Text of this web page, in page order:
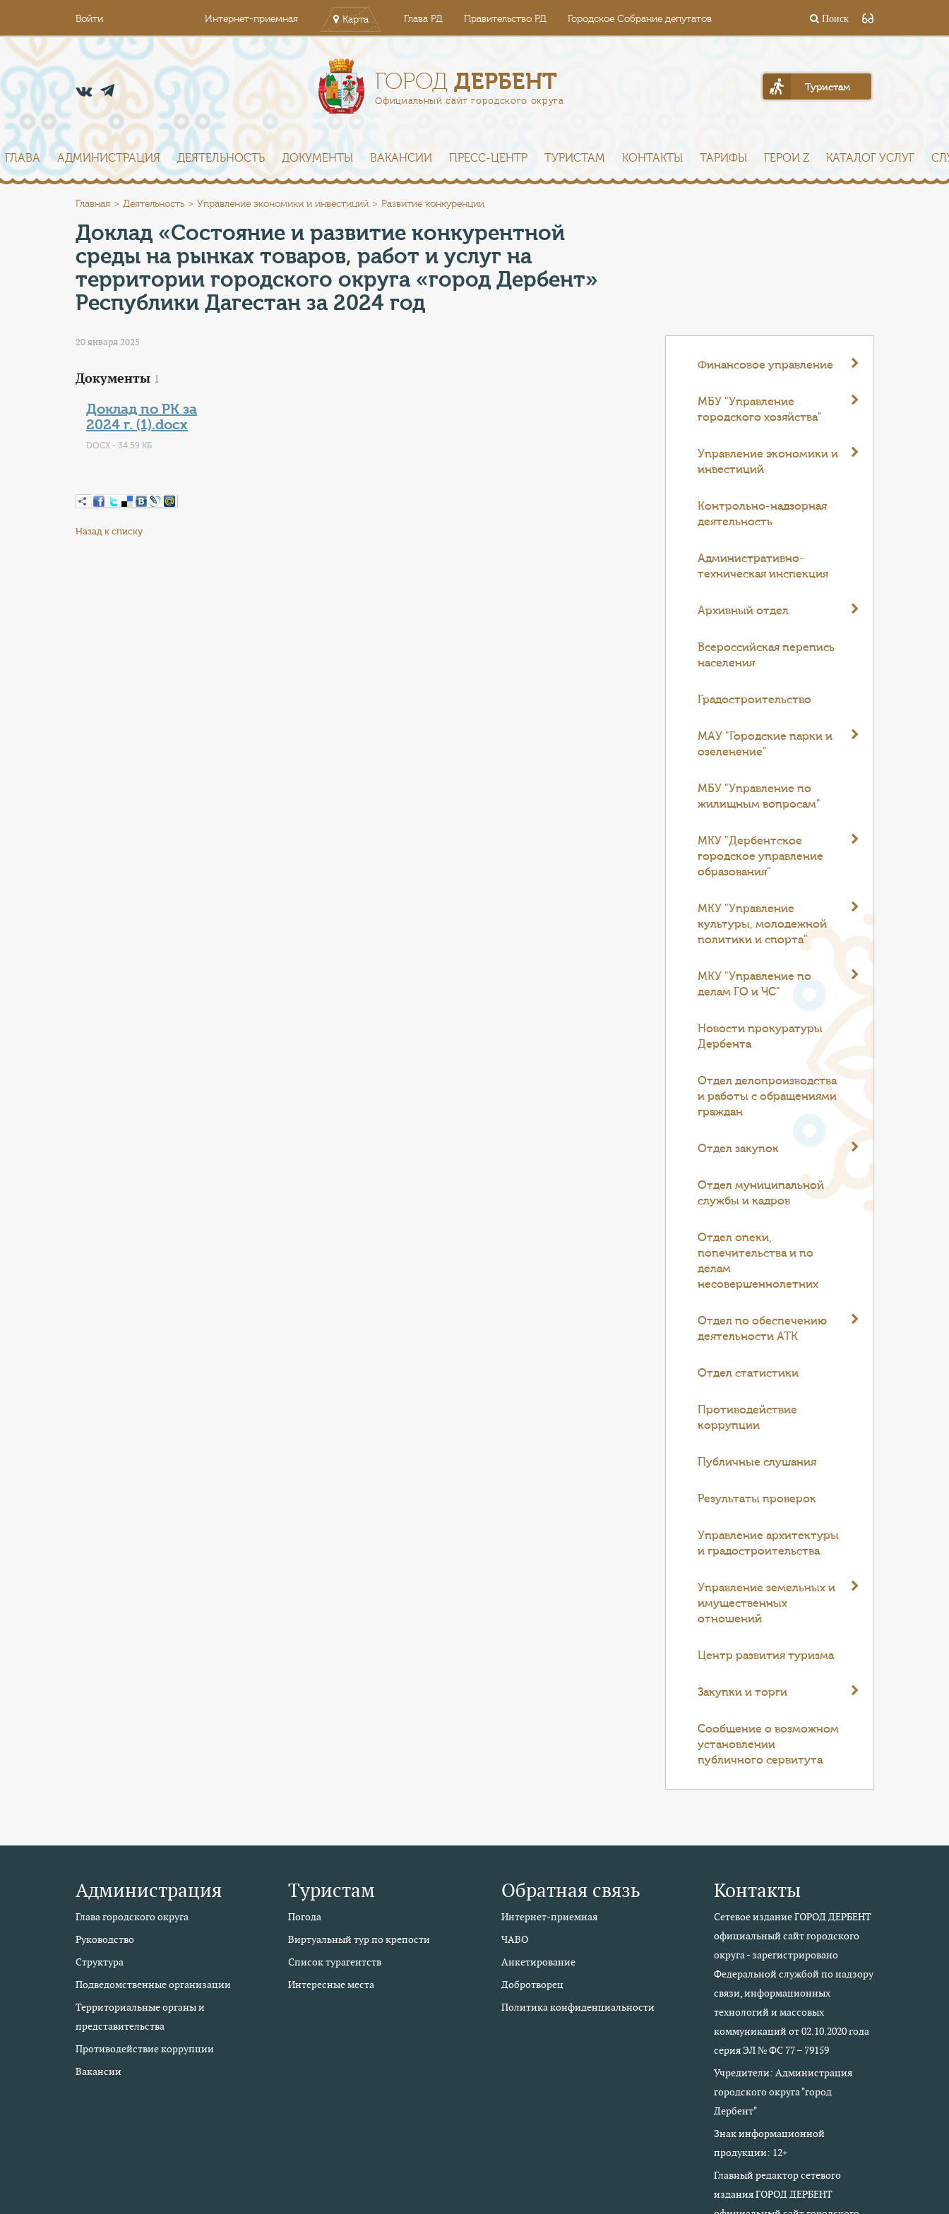
Войти Интернет-приемная Карта Глава РД Правительство РД Городское Собрание депутатов Поиск
ГОРОДДЕРБЕНТ
Официальный сайт городского округа
Туристам
ГЛАВА АДМИНИСТРАЦИЯ ДЕЯТЕЛЬНОСТЬ ДОКУМЕНТЫ ВАКАНСИИ ПРЕСС-ЦЕНТР ТУРИСТАМ КОНТАКТЫ ТАРИФЫ ГЕРОИ Z КАТАЛОГ УСЛУГ
Главная Деятельность Управление экономики и инвестиций Развитие конкуренции
Доклад «Состояние и развитие конкурентной
среды на рынках товаров, работ и услуг на
территории городского округа «город Дербент»
Республики Дагестан за 2024 год
20 января 2025
Документы 1
Доклад по РК за
2024 г. (1).docx
DOCX - 34.59 КБ
Назад к списку
Финансовое управление
МБУ "Управление
городского хозяйства"
Управление экономики и
инвестиций
Контрольно-надзорная
деятельность
Административно-
техническая инспекция
Архивный отдел
Всероссийская перепись
населения
Градостроительство
МАУ "Городские парки и
озеленение"
МБУ "Управление по
жилищным вопросам"
МКУ "Дербентское
городское управление
образования"
МКУ "Управление
культуры, молодежной
политики и спорта"
МКУ "Управление по
делам ГО и ЧС"
Новости прокуратуры
Дербента
Отдел делопроизводства
и работы с обращениями
граждан
Отдел закупок
Отдел муниципальной
службы и кадров
Отдел опеки,
попечительства и по
делам
несовершеннолетних
Отдел по обеспечению
деятельности АТК
Отдел статистики
Противодействие
коррупции
Публичные слушания
Результаты проверок
Управление архитектуры
и градостроительства
Управление земельных и
имущественных
отношений
Центр развития туризма
Закупки и торги
Cообщение о возможном
установлении
публичного сервитута
Администрация
Глава городского округа
Руководство
Структура
Подведомственные организации
Территориальные органы и
представительства
Противодействие коррупции
Вакансии
Туристам
Погода
Виртуальный тур по крепости
Список турагентств
Интересные места
Обратная связь
Интернет-приемная
ЧАВО
Анкетирование
Добротворец
Политика конфиденциальности
Контакты
Сетевое издание ГОРОД ДЕРБЕНТ
официальный сайт городского
округа - зарегистрировано
Федеральной службой по надзору
связи, информационных
технологий и массовых
коммуникаций от 02.10.2020 года
серия ЭЛ № ФС 77 – 79159
Учредители: Администрация
городского округа "город
Дербент"
Знак информационной
продукции: 12+
Главный редактор сетевого
издания ГОРОД ДЕРБЕНТ